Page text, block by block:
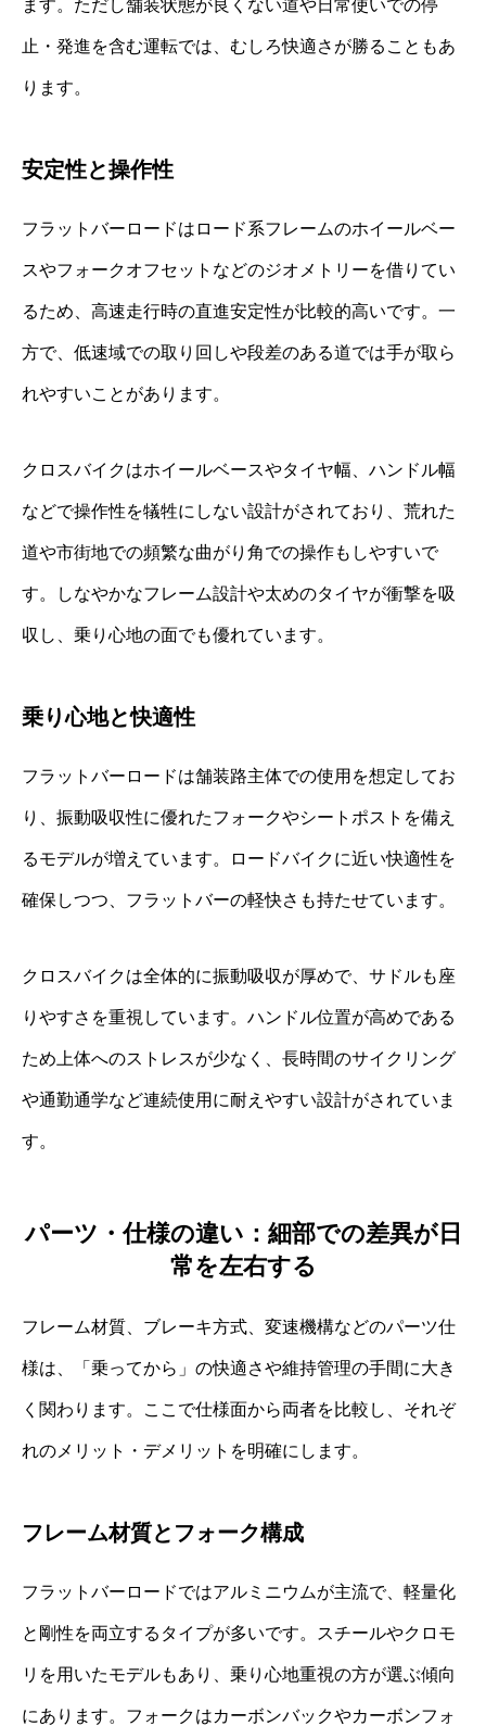
ます。ただし舗装状態が良くない道や日常使いでの停
止・発進を含む運転では、むしろ快適さが勝ることもあ
ります。
安定性と操作性
フラットバーロードはロード系フレームのホイールベー
スやフォークオフセットなどのジオメトリーを借りてい
るため、高速走行時の直進安定性が比較的高いです。一
方で、低速域での取り回しや段差のある道では手が取ら
れやすいことがあります。
クロスバイクはホイールベースやタイヤ幅、ハンドル幅
などで操作性を犠牲にしない設計がされており、荒れた
道や市街地での頻繁な曲がり角での操作もしやすいで
す。しなやかなフレーム設計や太めのタイヤが衝撃を吸
収し、乗り心地の面でも優れています。
乗り心地と快適性
フラットバーロードは舗装路主体での使用を想定してお
り、振動吸収性に優れたフォークやシートポストを備え
るモデルが増えています。ロードバイクに近い快適性を
確保しつつ、フラットバーの軽快さも持たせています。
クロスバイクは全体的に振動吸収が厚めで、サドルも座
りやすさを重視しています。ハンドル位置が高めである
ため上体へのストレスが少なく、長時間のサイクリング
や通勤通学など連続使用に耐えやすい設計がされていま
す。
パーツ・仕様の違い：細部での差異が日
常を左右する
フレーム材質、ブレーキ方式、変速機構などのパーツ仕
様は、「乗ってから」の快適さや維持管理の手間に大き
く関わります。ここで仕様面から両者を比較し、それぞ
れのメリット・デメリットを明確にします。
フレーム材質とフォーク構成
フラットバーロードではアルミニウムが主流で、軽量化
と剛性を両立するタイプが多いです。スチールやクロモ
リを用いたモデルもあり、乗り心地重視の方が選ぶ傾向
にあります。フォークはカーボンバックやカーボンフォ